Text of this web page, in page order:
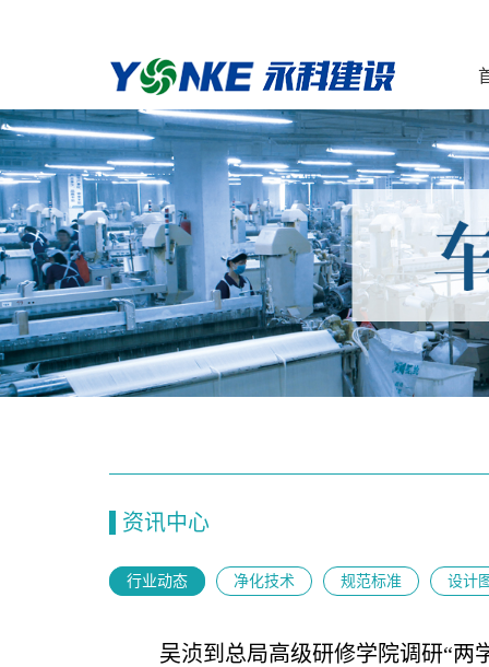
资讯中心
行业动态 净化技术 规范标准 设计
吴浈到总局高级研修学院调研“两